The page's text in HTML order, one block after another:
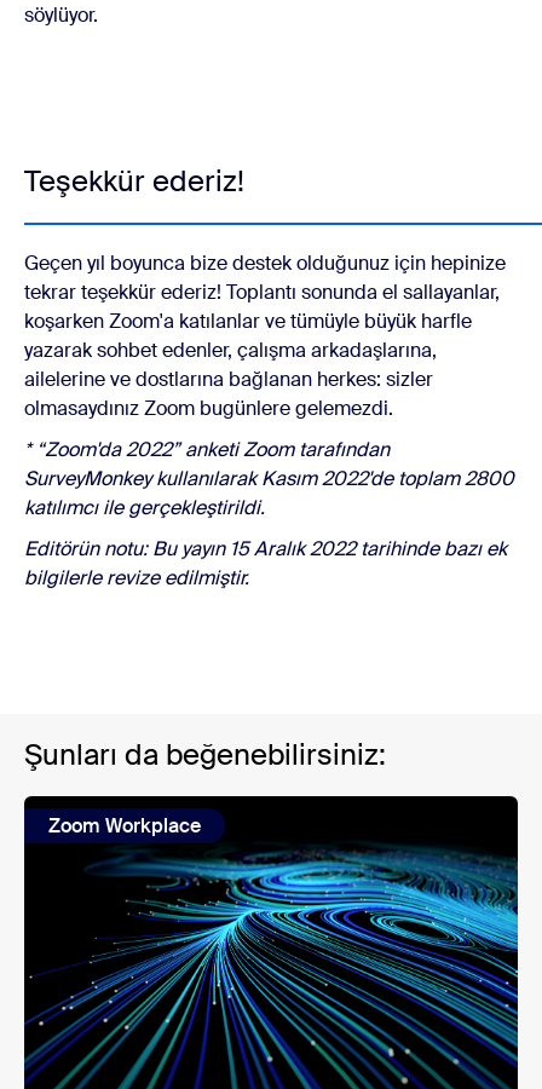
söylüyor.
Teşekkür ederiz!
Geçen yıl boyunca bize destek olduğunuz için hepinize
tekrar teşekkür ederiz! Toplantı sonunda el sallayanlar,
koşarken Zoom'a katılanlar ve tümüyle büyük harfle
yazarak sohbet edenler, çalışma arkadaşlarına,
ailelerine ve dostlarına bağlanan herkes: sizler
olmasaydınız Zoom bugünlere gelemezdi.
* “Zoom'da 2022” anketi Zoom tarafından
SurveyMonkey kullanılarak Kasım 2022'de toplam 2800
katılımcı ile gerçekleştirildi.
Editörün notu: Bu yayın 15 Aralık 2022 tarihinde bazı ek
bilgilerle revize edilmiştir.
Şunları da beğenebilirsiniz:
Zoom Workplace